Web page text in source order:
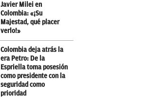
Javier Milei en
Colombia: «¡Su
Majestad, qué placer
verlo!»
Colombia deja atrás la
era Petro: De la
Espriella toma posesión
como presidente con la
seguridad como
prioridad